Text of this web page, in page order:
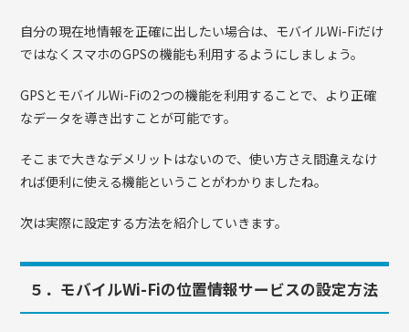
自分の現在地情報を正確に出したい場合は、モバイルWi-Fiだけ
ではなくスマホのGPSの機能も利用するようにしましょう。
GPSとモバイルWi-Fiの2つの機能を利用することで、より正確
なデータを導き出すことが可能です。
そこまで大きなデメリットはないので、使い方さえ間違えなけ
れば便利に使える機能ということがわかりましたね。
次は実際に設定する方法を紹介していきます。
５．モバイルWi-Fiの位置情報サービスの設定方法